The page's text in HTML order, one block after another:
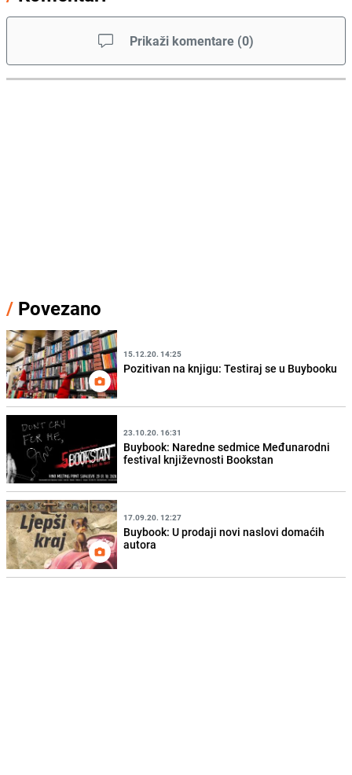
Prikaži komentare (0)
/ Povezano
15.12.20. 14:25
Pozitivan na knjigu: Testiraj se u Buybooku
23.10.20. 16:31
Buybook: Naredne sedmice Međunarodni
festival književnosti Bookstan
17.09.20. 12:27
Buybook: U prodaji novi naslovi domaćih
autora